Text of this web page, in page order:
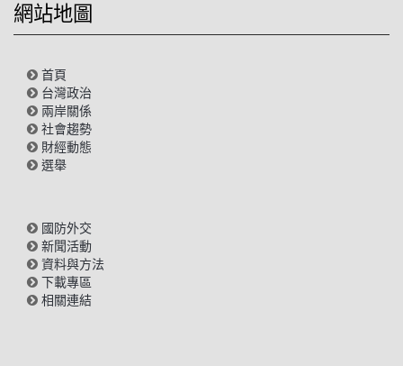
網站地圖
首頁
台灣政治
兩岸關係
社會趨勢
財經動態
選舉
國防外交
新聞活動
資料與方法
下載專區
相關連結